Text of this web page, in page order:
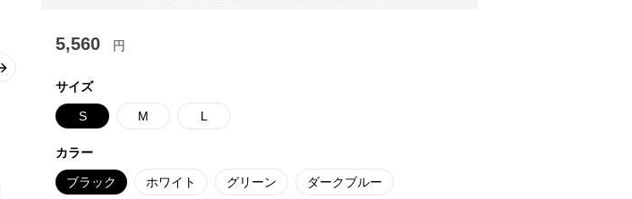
Next slide
5,560 円
サイズ
S M L
カラー
ブラック ホワイト グリーン ダークブルー